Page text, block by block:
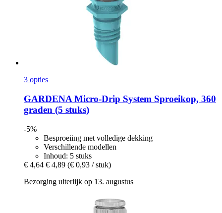
3 opties
GARDENA Micro-​Drip System Sproeikop, 360
graden (5 stuks)
-5%
Besproeiing met volledige dekking
Verschillende modellen
Inhoud: 5 stuks
€ 4,64 € 4,89 (€ 0,93 / stuk)
Bezorging uiterlijk op 13. augustus